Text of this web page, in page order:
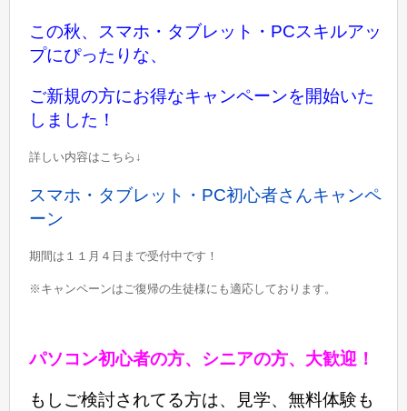
この秋、スマホ・タブレット・PCスキルアッ
プにぴったりな、
ご新規の方にお得なキャンペーンを開始いた
しました！
詳しい内容はこちら↓
スマホ・タブレット・PC初心者さんキャンペ
ーン
期間は１１月４日まで受付中です！
※ キャンペーンはご復帰の生徒様にも適応しております。
パソコン初心者の方、シニアの方、大歓迎！
もしご検討されてる方は、見学、無料体験も